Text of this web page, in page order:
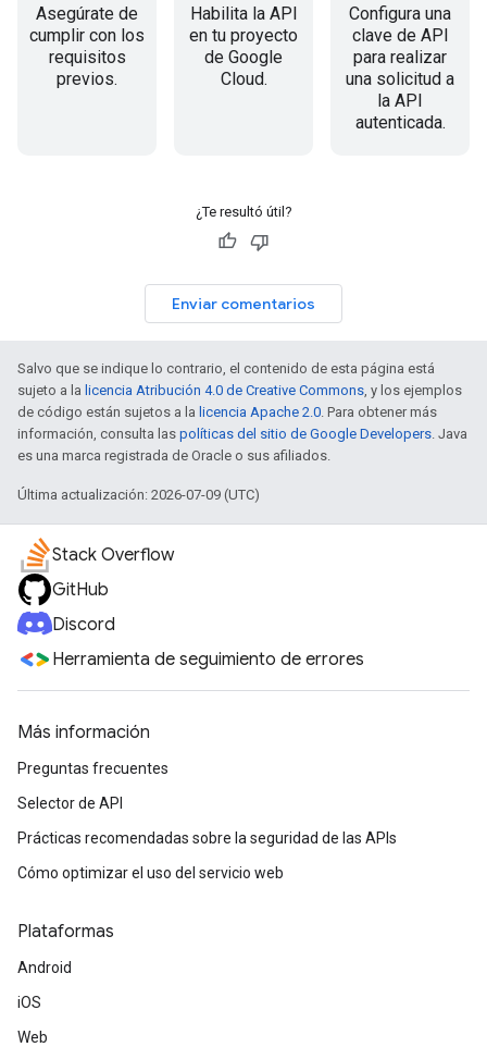
Asegúrate de
cumplir con los
requisitos
previos.
Habilita la API
en tu proyecto
de Google
Cloud.
Configura una
clave de API
para realizar
una solicitud a
la API
autenticada.
¿Te resultó útil?
Enviar comentarios
Salvo que se indique lo contrario, el contenido de esta página está
sujeto a la licencia Atribución 4.0 de Creative Commons, y los ejemplos
de código están sujetos a la licencia Apache 2.0. Para obtener más
información, consulta las políticas del sitio de Google Developers. Java
es una marca registrada de Oracle o sus afiliados.
Última actualización: 2026-07-09 (UTC)
Stack Overflow
GitHub
Discord
Herramienta de seguimiento de errores
Más información
Preguntas frecuentes
Selector de API
Prácticas recomendadas sobre la seguridad de las APIs
Cómo optimizar el uso del servicio web
Plataformas
Android
iOS
Web